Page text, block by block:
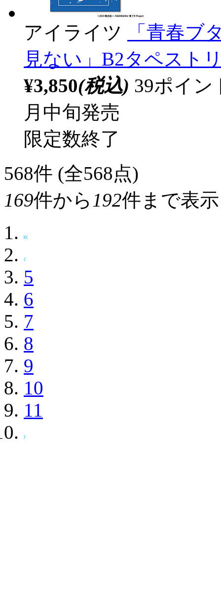
アイライツ
「青春ブ
見ない」B2タペスト
¥3,850(税込) 39ポイ
月中旬発売
限定数終了
568件 (全568点)
169件から 192件まで表示
5
6
7
8
9
10
11